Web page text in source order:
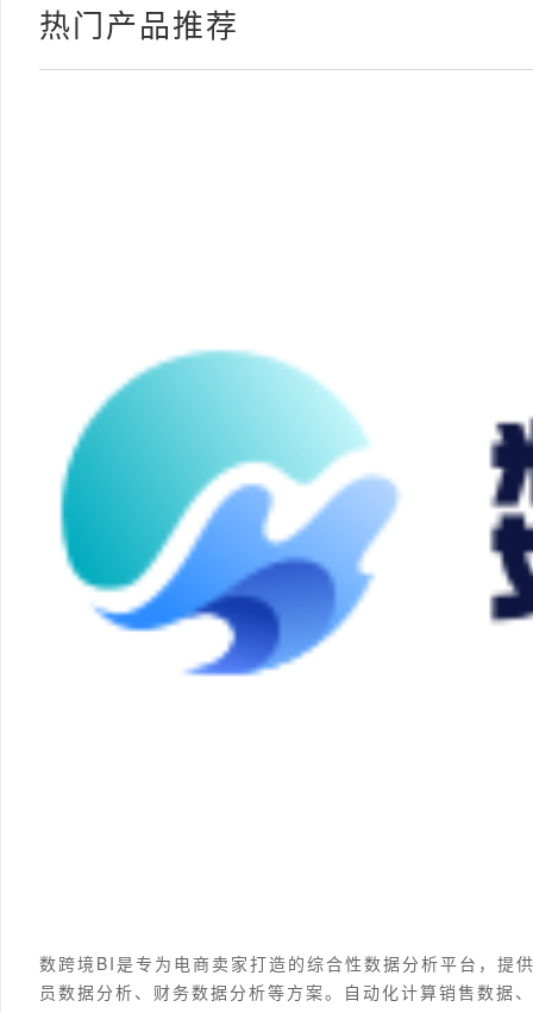
热门产品推荐
数跨境BI是专为电商卖家打造的综合性数据分析平台，提
员数据分析、财务数据分析等方案。自动化计算销售数据